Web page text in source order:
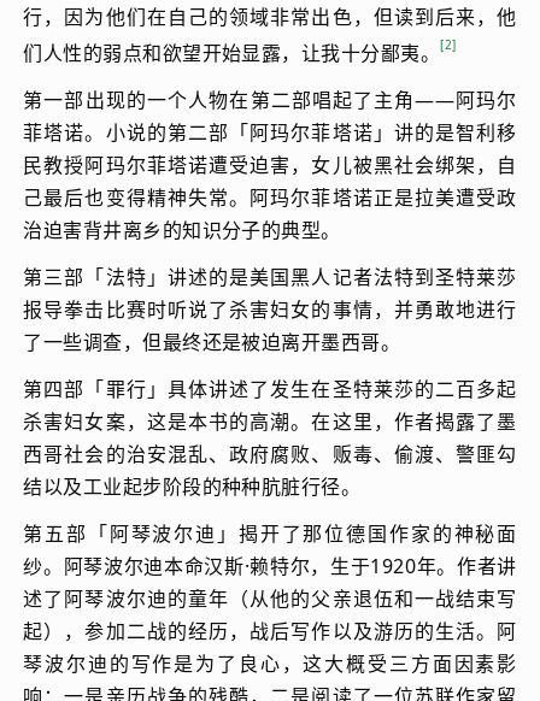
行，因为他们在自己的领域非常出色，但读到后来，他
们人性的弱点和欲望开始显露，让我十分鄙夷。 2
第一部出现的一个人物在第二部唱起了主角——阿玛尔
菲塔诺。小说的第二部「阿玛尔菲塔诺」讲的是智利移
民教授阿玛尔菲塔诺遭受迫害，女儿被黑社会绑架，自
己最后也变得精神失常。阿玛尔菲塔诺正是拉美遭受政
治迫害背井离乡的知识分子的典型。
第三部「法特」讲述的是美国黑人记者法特到圣特莱莎
报导拳击比赛时听说了杀害妇女的事情，并勇敢地进行
了一些调查，但最终还是被迫离开墨西哥。
第四部「罪行」具体讲述了发生在圣特莱莎的二百多起
杀害妇女案，这是本书的高潮。在这里，作者揭露了墨
西哥社会的治安混乱、政府腐败、贩毒、偷渡、警匪勾
结以及工业起步阶段的种种肮脏行径。
第五部「阿琴波尔迪」揭开了那位德国作家的神秘面
纱。阿琴波尔迪本命汉斯·赖特尔，生于1920年。作者讲
述了阿琴波尔迪的童年（从他的父亲退伍和一战结束写
起），参加二战的经历，战后写作以及游历的生活。阿
琴波尔迪的写作是为了良心，这大概受三方面因素影